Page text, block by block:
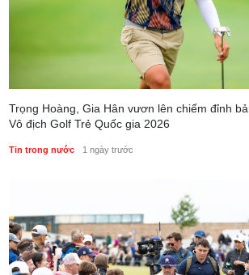
Trọng Hoàng, Gia Hân vươn lên chiếm đỉnh
Vô địch Golf Trẻ Quốc gia 2026
Tin trong nước 1 ngày trước